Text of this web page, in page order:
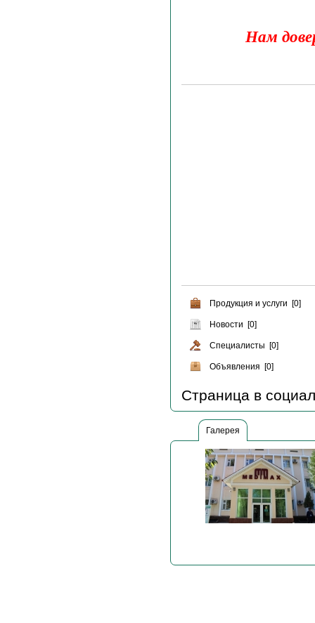
Нам
Продукция и услуги [0]
Новости [0]
Специалисты [0]
Объявления [0]
Страница в
Галерея